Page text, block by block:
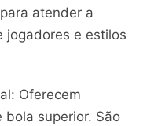
atender a
jogadores e estilos
Oferecem
superior. São